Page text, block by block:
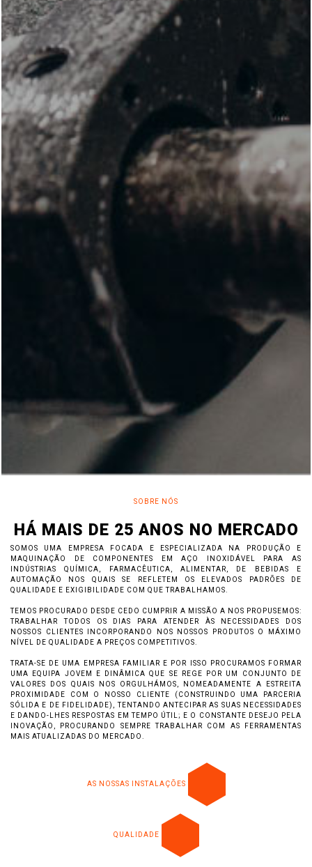
SOBRE NÓS
HÁ MAIS DE 25 ANOS NO MERCADO
SOMOS UMA EMPRESA FOCADA E ESPECIALIZADA NA PRODUÇÃO E
MAQUINAÇÃO DE COMPONENTES EM AÇO INOXIDÁVEL PARA AS
INDÚSTRIAS QUÍMICA, FARMACÊUTICA, ALIMENTAR, DE BEBIDAS E
AUTOMAÇÃO NOS QUAIS SE REFLETEM OS ELEVADOS PADRÕES DE
QUALIDADE E EXIGIBILIDADE COM QUE TRABALHAMOS.
TEMOS PROCURADO DESDE CEDO CUMPRIR A MISSÃO A NOS PROPUSEMOS:
TRABALHAR TODOS OS DIAS PARA ATENDER ÀS NECESSIDADES DOS
NOSSOS CLIENTES INCORPORANDO NOS NOSSOS PRODUTOS O MÁXIMO
NÍVEL DE QUALIDADE A PREÇOS COMPETITIVOS.
TRATA-SE DE UMA EMPRESA FAMILIAR E POR ISSO PROCURAMOS FORMAR
UMA EQUIPA JOVEM E DINÂMICA QUE SE REGE POR UM CONJUNTO DE
VALORES DOS QUAIS NOS ORGULHÁMOS, NOMEADAMENTE A ESTREITA
PROXIMIDADE COM O NOSSO CLIENTE (CONSTRUINDO UMA PARCERIA
SÓLIDA E DE FIDELIDADE), TENTANDO ANTECIPAR AS SUAS NECESSIDADES
E DANDO-LHES RESPOSTAS EM TEMPO ÚTIL; E O CONSTANTE DESEJO PELA
INOVAÇÃO, PROCURANDO SEMPRE TRABALHAR COM AS FERRAMENTAS
MAIS ATUALIZADAS DO MERCADO.
AS NOSSAS INSTALAÇÕES
QUALIDADE